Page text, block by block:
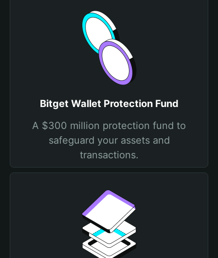
Bitget Wallet Protection Fund
A $300 million protection fund to
safeguard your assets and
transactions.